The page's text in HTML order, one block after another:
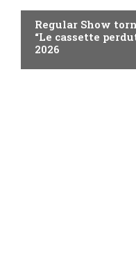
Regular Show
“Le cassette
2026